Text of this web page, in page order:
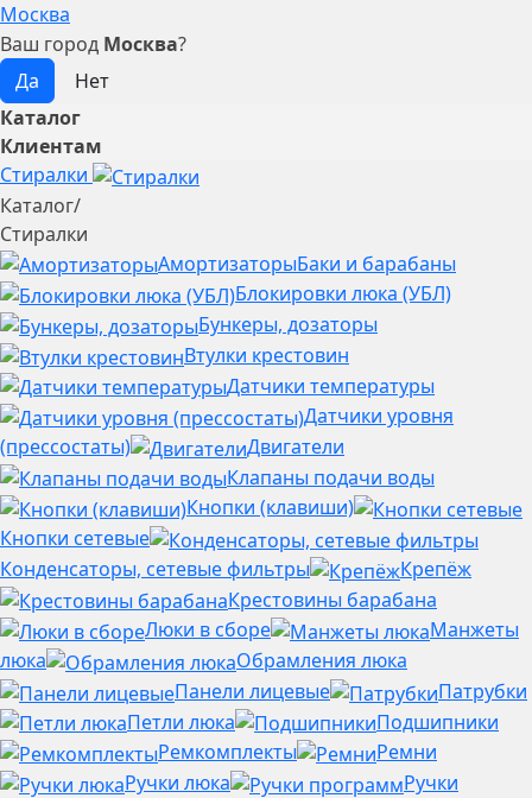
Москва
Ваш город Москва?
Каталог
Клиентам
Стиралки
Каталог/
Стиралки
АмортизаторыБаки и барабаны
Блокировки люка (УБЛ)
Бункеры, дозаторы
Втулки крестовин
Датчики температуры
Датчики уровня
(прессостаты)
Двигатели
Клапаны подачи воды
Кнопки (клавиши)
Кнопки сетевые
Конденсаторы, сетевые фильтры
Крепёж
Крестовины барабана
Люки в сборе
Манжеты
люка
Обрамления люка
Панели лицевые
Патрубки
Петли люка
Подшипники
Ремкомплекты
Ремни
Ручки люка
Ручки